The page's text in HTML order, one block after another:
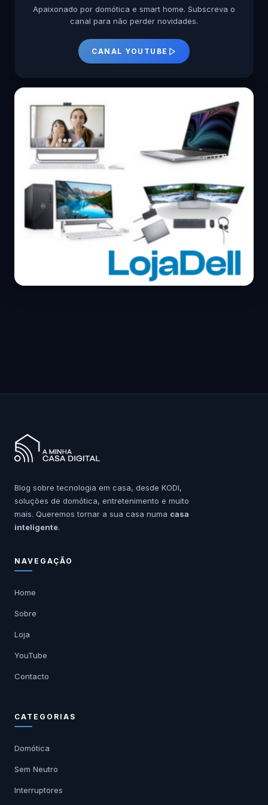
Apaixonado por domótica e smart home. Subscreva o
canal para não perder novidades.
CANAL YOUTUBE
Blog sobre tecnologia em casa, desde KODI,
soluções de domótica, entretenimento e muito
mais. Queremos tornar a sua casa numa casa
inteligente.
NAVEGAÇÃO
Home
Sobre
Loja
YouTube
Contacto
CATEGORIAS
Domótica
Sem Neutro
Interruptores